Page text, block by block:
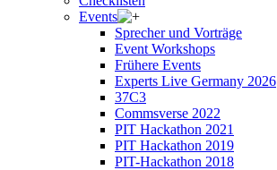
Events
Sprecher und Vorträge
Event Workshops
Frühere Events
Experts Live Germany 2026
37C3
Commsverse 2022
PIT Hackathon 2021
PIT Hackathon 2019
PIT-Hackathon 2018